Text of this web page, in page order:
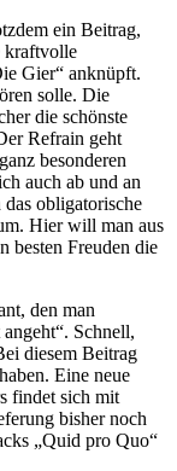
ein Beitrag,
kraftvolle
Gier“ anknüpft.
solle. Die
die schönste
Refrain geht
besonderen
auch ab und an
obligatorische
Hier will man aus
besten Freuden die
den man
Schnell,
diesem Beitrag
Eine neue
findet sich mit
bisher noch
„Quid pro Quo“